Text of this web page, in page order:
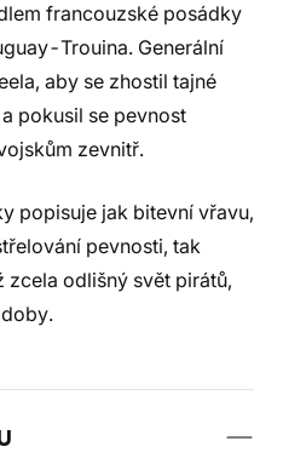
francouzské posádky
Trouina. Generální
aby se zhostil tajné
pokusil se pevnost
zevnitř.
popisuje jak bitevní vřavu,
pevnosti, tak
zcela odlišný svět pirátů,